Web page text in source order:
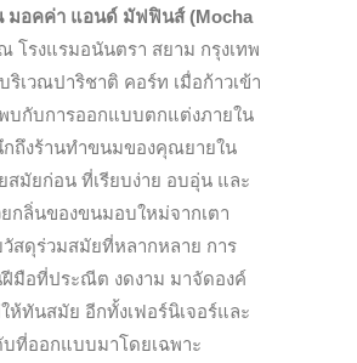
มอคค่า แอนด์ มัฟฟินส์ (Mocha
โรงแรมอนันตรา สยาม กรุงเทพ
ริเวณปาริชาติ คอร์ท เมื่อก้าวเข้า
บกับการออกแบบตกแต่งภายใน
ถึงร้านทำขนมของคุณยายใน
สมัยก่อน ที่เรียบง่าย อบอุ่น และ
กลิ่นของขนมอบใหม่จากเตา
สดุร่วมสมัยที่หลากหลาย การ
ฝีมือที่ประณีต งดงาม มาจัดองค์
ห้ทันสมัย อีกทั้งเฟอร์นิเจอร์และ
ที่ออกแบบมาโดยเฉพาะ